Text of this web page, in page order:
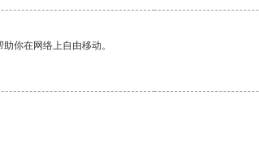
你在网络上自由移动。